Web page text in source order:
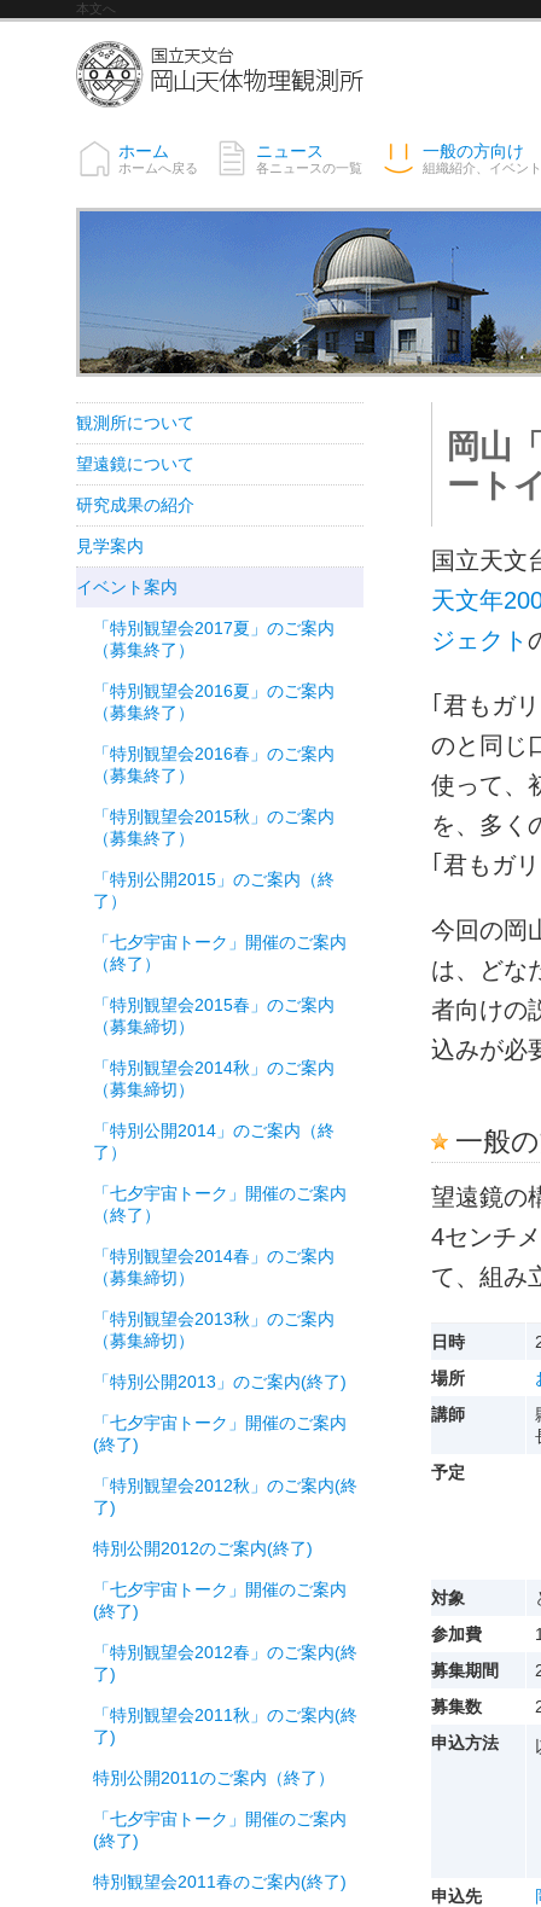
本文へ
ホーム
ホームへ戻る
ニュース
各ニュースの一覧
一般の方向け
組織紹介、イベン
岡山
ート
国立天文
天文年
ジェクト
｢君もガ
のと同じ
使って、
を、多く
｢君もガ
今回の岡
は、どな
者向けの
込みが必
一般
望遠鏡の
4センチ
て、組み
日時
場所
講師
予定
対象
参加費
募集期間
募集数
申込方法
申込先
観測所について
望遠鏡について
研究成果の紹介
見学案内
イベント案内
「特別観望会2017夏」のご案内
（募集終了）
「特別観望会2016夏」のご案内
（募集終了）
「特別観望会2016春」のご案内
（募集終了）
「特別観望会2015秋」のご案内
（募集終了）
「特別公開2015」のご案内（終
了）
「七夕宇宙トーク」開催のご案内
（終了）
「特別観望会2015春」のご案内
（募集締切）
「特別観望会2014秋」のご案内
（募集締切）
「特別公開2014」のご案内（終
了）
「七夕宇宙トーク」開催のご案内
（終了）
「特別観望会2014春」のご案内
（募集締切）
「特別観望会2013秋」のご案内
（募集締切）
「特別公開2013」のご案内(終了)
「七夕宇宙トーク」開催のご案内
(終了)
「特別観望会2012秋」のご案内(終
了)
特別公開2012のご案内(終了)
「七夕宇宙トーク」開催のご案内
(終了)
「特別観望会2012春」のご案内(終
了)
「特別観望会2011秋」のご案内(終
了)
特別公開2011のご案内（終了）
「七夕宇宙トーク」開催のご案内
(終了)
特別観望会2011春のご案内(終了)